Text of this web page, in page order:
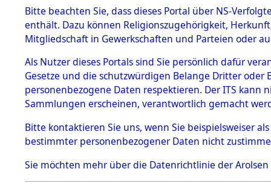
BESTÄNDE
1.
mente
5. Verschiedenes
5.3
Todesmärsche
5.3.1 Alliierte
Erhebungen
zu
Todesmärsch
en
5.3.2
Bitte beachten Sie, dass dieses Portal über NS-
enthält. Dazu können Religionszugehörigkeit,
Mitgliedschaft in Gewerkschaften und Parteien oder
Als Nutzer dieses Portals sind Sie persönlich dafür
Gesetze und die schutzwürdigen Belange Dritter
personenbezogene Daten respektieren. Der ITS
Sammlungen erscheinen, verantwortlich gemacht
Bitte kontaktieren Sie uns, wenn Sie beispielsweiser
bestimmter personenbezogener Daten nicht
Sie möchten mehr über die Datenrichtlinie der Arolsen